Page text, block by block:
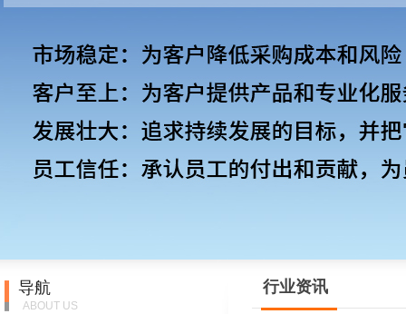
导航
ABOUT US
行业资讯